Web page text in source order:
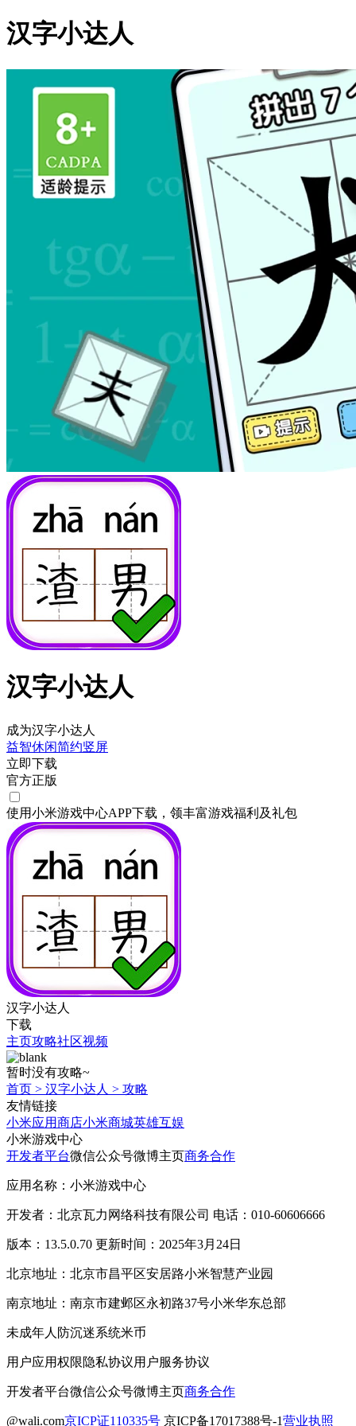
汉字小达人
汉字小达人
成为汉字小达人
益智休闲简约竖屏
立即下载
官方正版
使用小米游戏中心APP下载 ，领丰富游戏福利 及礼包
汉字小达人
下载
主页攻略社区视频
暂时没有攻略~
首页 > 汉字小达人 > 攻略
友情链接
小米应用商店小米商城英雄互娱
小米游戏中心
开发者平台微信公众号微博主页商务合作
应用名称：小米游戏中心
开发者：北京瓦力网络科技有限公司 电话：010-60606666
版本：13.5.0.70 更新时间：2025年3月24日
北京地址：北京市昌平区安居路小米智慧产业园
南京地址：南京市建邺区永初路37号小米华东总部
未成年人防沉迷系统米币
用户应用权限隐私协议用户服务协议
开发者平台微信公众号微博主页商务合作
@wali.com京ICP证110335号 京ICP备17017388号-1营业执照